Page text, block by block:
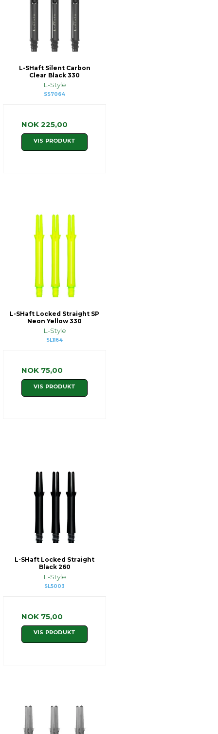
L-SHaft Silent Carbon
Clear Black 330
L-Style
SS7064
NOK 225,00
VIS PRODUKT
L-SHaft Locked Straight SP
Neon Yellow 330
L-Style
SL1164
NOK 75,00
VIS PRODUKT
L-SHaft Locked Straight
Black 260
L-Style
SL5003
NOK 75,00
VIS PRODUKT